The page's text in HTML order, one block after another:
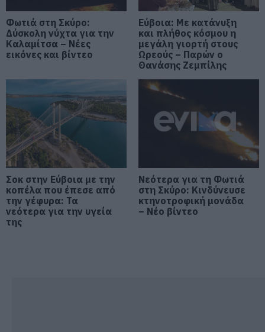
Νέο σοβαρό τροχαίο στην Εύβοια:
Τούμπαρε αυτοκίνητο
06.08.2026 | 20:00
Έσπασαν πιάτα στο κεφάλι του
Αταμάν – Βίντεο από τη Σύμη
06.08.2026 | 19:40
Φωτιά στη Σκύρο: Συνεχίζει να
καίει στο Νησί, συγκλονιστική
μαρτυρία – Νέες εικόνες και
βίντεο
06.08.2026 | 19:40
Ξεκινάει τεράστιο έργο αξίας
Φωτιά στη Σκύρο:
Δύσκολη νύχτα για την
Καλαμίτσα – Νέες
εικόνες και βίντεο
Εύβοια: Με κατάνυξη
και πλήθος κόσμου η
μεγάλη γιορτή στους
Ωρεούς – Παρών ο
Θανάσης Ζεμπίλης
Σοκ στην Εύβοια με την
κοπέλα που έπεσε από
την γέφυρα: Τα
νεότερα για την υγεία
της
Νεότερα για τη Φωτιά
στη Σκύρο: Κινδύνευσε
κτηνοτροφική μονάδα
– Νέο βίντεο